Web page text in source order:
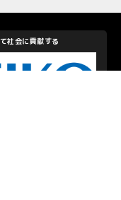
社会に貢献する